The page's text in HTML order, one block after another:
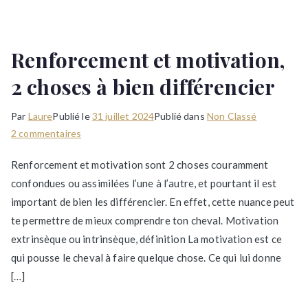
Renforcement et motivation,
2 choses à bien différencier
Par LaurePublié le31 juillet 2024Publié dans Non Classé
2 commentaires
et
motivation,
2
choses
à
Renforcement et motivation sont 2 choses couramment
confondues ou assimilées l’une à l’autre, et pourtant il est
important de bien les différencier. En effet, cette nuance peut
te permettre de mieux comprendre ton cheval. Motivation
extrinsèque ou intrinsèque, définition La motivation est ce
qui pousse le cheval à faire quelque chose. Ce qui lui donne
[…]